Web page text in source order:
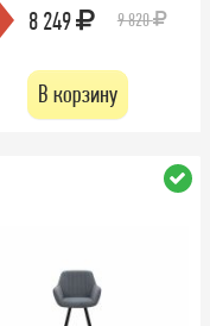
8 249 9 820
В корзину